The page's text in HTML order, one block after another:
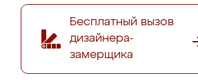
Бесплатный вызов
дизайнера-
замерщика